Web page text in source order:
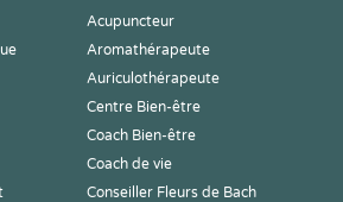
Acupuncteur
Aromathérapeute
Auriculothérapeute
Centre Bien-être
Coach Bien-être
Coach de vie
Conseiller Fleurs de Bach